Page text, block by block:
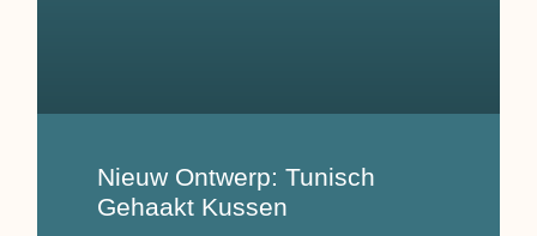
Nieuw Ontwerp: Tunisch
Gehaakt Kussen